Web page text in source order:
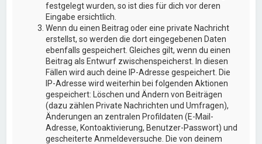
festgelegt wurden, so ist dies für dich vor deren
Eingabe ersichtlich.
Wenn du einen Beitrag oder eine private Nachricht
erstellst, so werden die dort eingegebenen Daten
ebenfalls gespeichert. Gleiches gilt, wenn du einen
Beitrag als Entwurf zwischenspeicherst. In diesen
Fällen wird auch deine IP-Adresse gespeichert. Die
IP-Adresse wird weiterhin bei folgenden Aktionen
gespeichert: Löschen und Ändern von Beiträgen
(dazu zählen Private Nachrichten und Umfragen),
Änderungen an zentralen Profildaten (E-Mail-
Adresse, Kontoaktivierung, Benutzer-Passwort) und
gescheiterte Anmeldeversuche. Die von deinem